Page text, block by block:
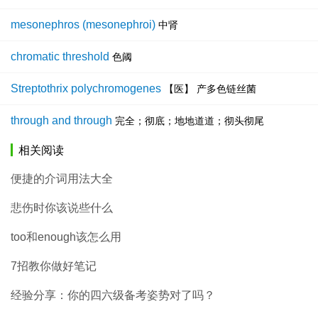
mesonephros (mesonephroi) 中肾
chromatic threshold 色阈
Streptothrix polychromogenes 【医】 产多色链丝菌
through and through 完全；彻底；地地道道；彻头彻尾
相关阅读
便捷的介词用法大全
悲伤时你该说些什么
too和enough该怎么用
7招教你做好笔记
经验分享：你的四六级备考姿势对了吗？